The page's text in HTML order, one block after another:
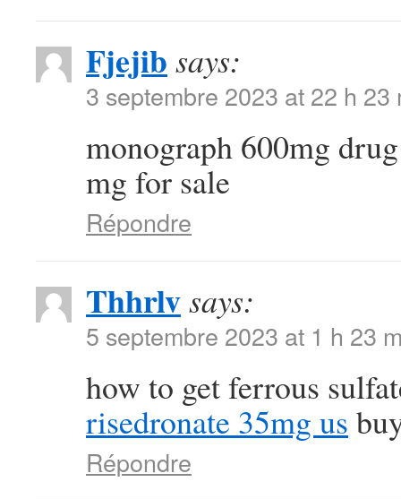
Fjejib says:
3 septembre 2023 at 22 h 23
monograph 600mg
mg for sale
Répondre
Thhrlvsays:
5 septembre 2023 at 1 h 23
how to get ferrous
risedronate 35mg us
Répondre